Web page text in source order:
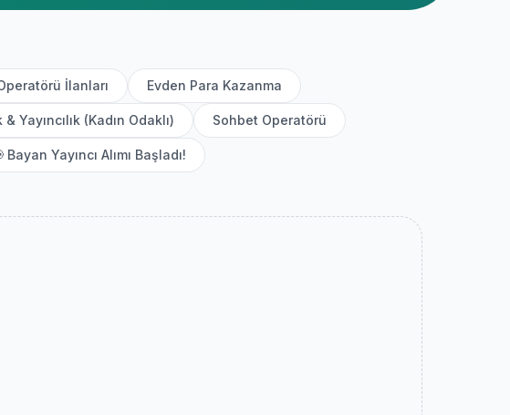
İlanları Evden Para Kazanma
Yayıncılık (Kadın Odaklı) Sohbet Operatörü
Bayan Yayıncı Alımı Başladı!